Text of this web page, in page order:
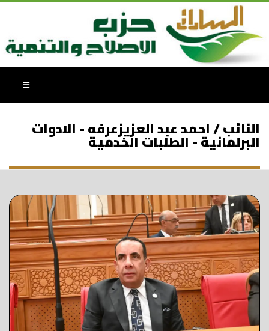
النائب / احمد عبد العزيزعرفه - الادوات
البرلمانية - الطلبات الخدمية